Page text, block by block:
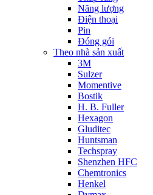
Năng lượng
Điện thoại
Pin
Đóng gói
Theo nhà sản xuất
3M
Sulzer
Momentive
Bostik
H. B. Fuller
Hexagon
Gluditec
Huntsman
Techspray
Shenzhen HFC
Chemtronics
Henkel